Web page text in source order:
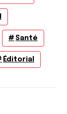
Santé
Éditorial